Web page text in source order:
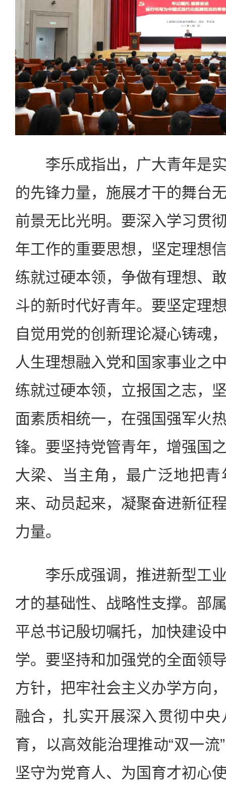
李乐成指出，广大青年是实
的先锋力量，施展才干的舞台
前景无比光明。要深入学习贯
年工作的重要思想，坚定理想
练就过硬本领，争做有理想、
斗的新时代好青年。要坚定理
自觉用党的创新理论凝心铸魂
人生理想融入党和国家事业之
练就过硬本领，立报国之志，
面素质相统一，在强国强军火
锋。要坚持党管青年，增强国
大梁、当主角，最广泛地把
来、动员起来，凝聚奋进新征
力量。
李乐成强调，推进新型工业
才的基础性、战略性支撑。部
平总书记殷切嘱托，加快建设
学。要坚持和加强党的全面领
方针，把牢社会主义办学方向
融合，扎实开展深入贯彻中
育，以高效能治理推动“双一流
坚守为党育人、为国育才初心